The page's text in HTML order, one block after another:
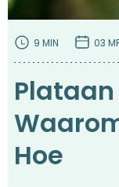
9 MIN 03
Hoe